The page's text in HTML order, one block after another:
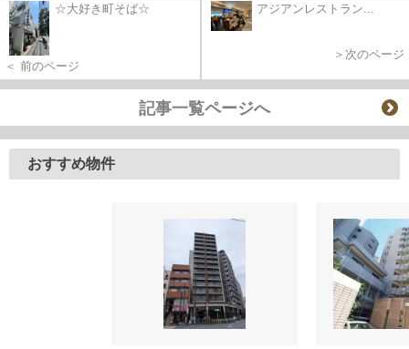
☆大好き町そば☆
＜ 前のページ
アジアンレストラン...
＞次のページ
記事一覧ページへ
おすすめ物件